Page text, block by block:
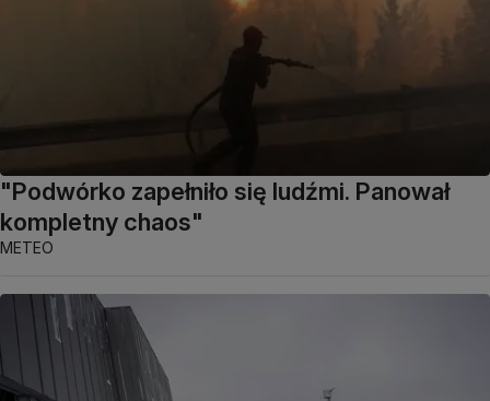
"Podwórko zapełniło się ludźmi. Panował
kompletny chaos"
METEO